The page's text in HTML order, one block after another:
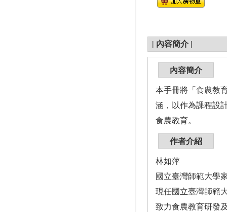
| 內容簡介 |
內容簡介
本手冊將「食農教
涵，以作為課程設
食農教育。
作者介紹
林如萍
國立臺灣師範大學
現任國立臺灣師範
致力食農教育研發